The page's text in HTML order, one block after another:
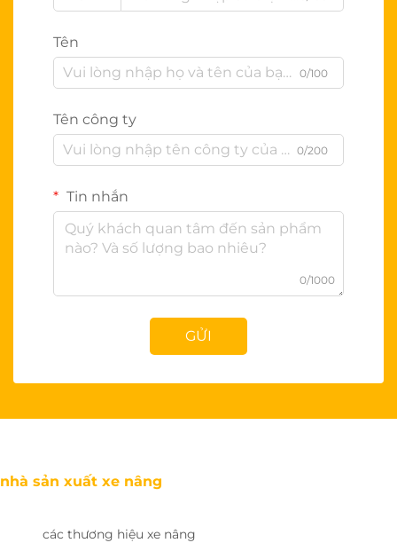
Tên
0/100
Tên công ty
0/200
Tin nhắn
0/1000
GỬI
nhà sản xuất xe nâng
các thương hiệu xe nâng